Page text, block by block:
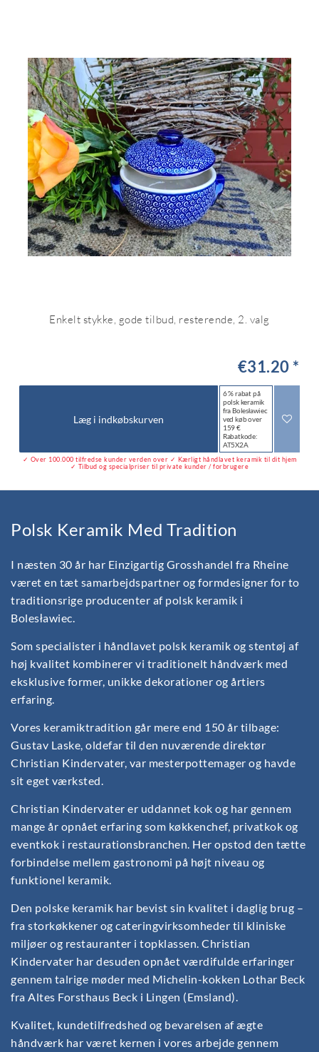
Enkelt stykke, gode tilbud, resterende, 2. valg
€31.20 *
Læg i indkøbskurven
6 % rabat på
polsk keramik
fra Bolesławiec
ved køb over
159 €
Rabatkode:
AT5X2A
✓ Over 100.000 tilfredse kunder verden over ✓ Kærligt håndlavet keramik til dit hjem
✓ Tilbud og specialpriser til private kunder / forbrugere
Polsk Keramik Med Tradition
I næsten 30 år har Einzigartig Grosshandel fra Rheine
været en tæt samarbejdspartner og formdesigner for to
traditionsrige producenter af polsk keramik i
Bolesławiec.
Som specialister i håndlavet polsk keramik og stentøj af
høj kvalitet kombinerer vi traditionelt håndværk med
eksklusive former, unikke dekorationer og årtiers
erfaring.
Vores keramiktradition går mere end 150 år tilbage:
Gustav Laske, oldefar til den nuværende direktør
Christian Kindervater, var mesterpottemager og havde
sit eget værksted.
Christian Kindervater er uddannet kok og har gennem
mange år opnået erfaring som køkkenchef, privatkok og
eventkok i restaurationsbranchen. Her opstod den tætte
forbindelse mellem gastronomi på højt niveau og
funktionel keramik.
Den polske keramik har bevist sin kvalitet i daglig brug –
fra storkøkkener og cateringvirksomheder til kliniske
miljøer og restauranter i topklassen. Christian
Kindervater har desuden opnået værdifulde erfaringer
gennem talrige møder med Michelin-kokken Lothar Beck
fra Altes Forsthaus Beck i Lingen (Emsland).
Kvalitet, kundetilfredshed og bevarelsen af ægte
håndværk har været kernen i vores arbejde gennem